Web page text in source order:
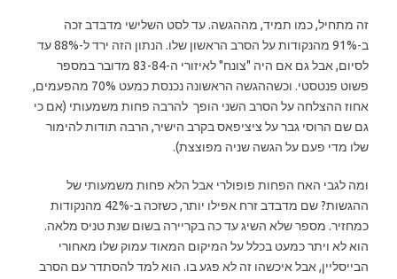
זה מתחיל, כמו תמיד, מההגשה. עד לסט השלישי מדבדב זכה
ב-91% מהנקודות על הסרב הראשון שלו. הנתון הזה ירד ל-88% עד
לסיום, אבל גם אם היה "צונח" לאיזורי ה-83-84 מדובר במספר
פשוט פנטסטי. וכשההגשה הראשונה נכנסת כמעט 70% מהפעמים,
אחוז ההצלחה על הסרב השני הופך להרבה פחות משמעותי (אם כי
גם שם הרוסי גבר על ציציפאס בקרב הישיר, הרבה תודות להימור
שלו מדי פעם על הגשה שניה מפוצצת).
ומה לגבי האח הפחות פופולרי אבל הלא פחות משמעותי של
ההגשות? שם מדבדב זרח אפילו יותר, כשזכה ב-42% מהנקודות
כמחזיר. מספר שלא השיג עד כה בקריירה בשום שנת טניס מלאה.
הוא לא ויתר כמעט בכלל על המיקום המאוד עמוק שלו מאחורי
הבייסליין, אבל איכשהו זה לא פגע בו. הוא למד להסתדר עם הסרב